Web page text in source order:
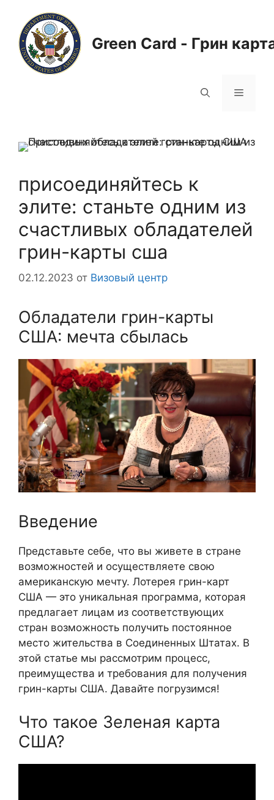
содержимому
Green Card - Грин
Меню
присоединяйтесь к
элите: станьте одним из
счастливых обладателей
грин-карты сша
02.12.2023 от Визовый центр
Обладатели грин-карты
США: мечта сбылась
Введение
Представьте себе, что вы живете в стране
возможностей и осуществляете свою
американскую мечту. Лотерея грин-карт
США — это уникальная программа, которая
предлагает лицам из соответствующих
стран возможность получить постоянное
место жительства в Соединенных Штатах. В
этой статье мы рассмотрим процесс,
преимущества и требования для получения
грин-карты США. Давайте погрузимся!
Что такое Зеленая карта
США?